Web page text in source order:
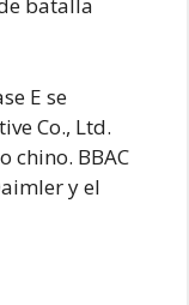
E se
Co., Ltd.
chino. BBAC
y el